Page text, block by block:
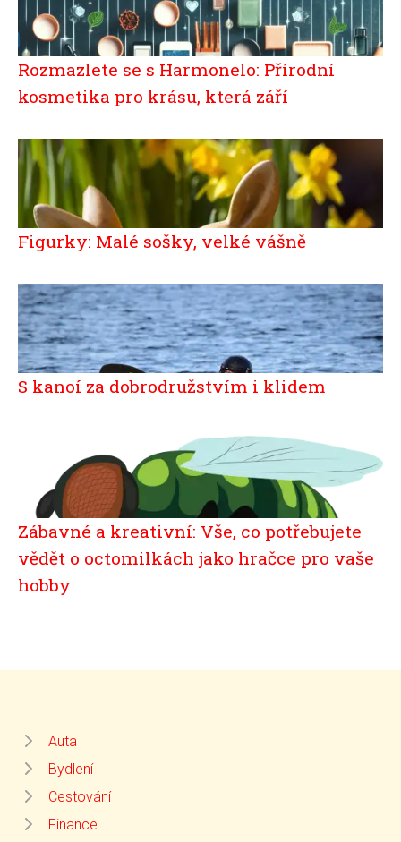
Rozmazlete se s Harmonelo: Přírodní
kosmetika pro krásu, která září
Figurky: Malé sošky, velké vášně
S kanoí za dobrodružstvím i klidem
Zábavné a kreativní: Vše, co potřebujete
vědět o octomilkách jako hračce pro vaše
hobby
Auta
Bydlení
Cestování
Finance